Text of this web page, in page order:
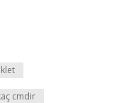
cmdir